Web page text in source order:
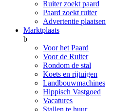
Ruiter zoekt paard
Paard zoekt ruiter
Advertentie plaatsen
Marktplaats
b
Voor het Paard
Voor de Ruiter
Rondom de stal
Koets en rijtuigen
Landbouwmachines
Hippisch Vastgoed
Vacatures
Stallen te huur